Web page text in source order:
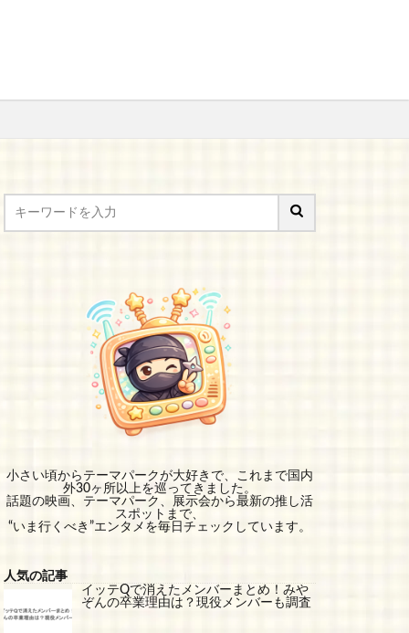
小さい頃からテーマパークが大好きで、これまで国内
外30ヶ所以上を巡ってきました。
話題の映画、テーマパーク、展示会から最新の推し活
スポットまで、
“いま行くべき”エンタメを毎日チェックしています。
人気の記事
イッテQで消えたメンバーまとめ！みや
ぞんの卒業理由は？現役メンバーも調査